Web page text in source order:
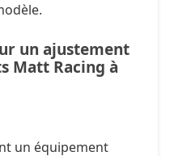
un ajustement
Matt Racing à
un équipement